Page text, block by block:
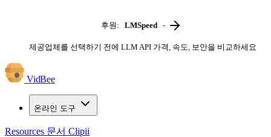
후원: LMSpeed -
제공업체를 선택하기 전에 LLM API 가격, 속도, 보안을 비교하세요
VidBee
온라인 도구
Resources 문서 Clipii